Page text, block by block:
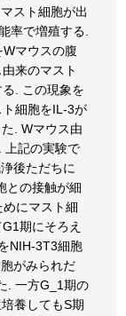
スト細胞が出
率で増殖する.
マウスの腹
来のマスト
. この現象を
細胞をIL-3が
. Wマウス由
上記の実験で
後ただちに
との接触が細
にマスト細
期にそろえ
NIH-3T3細胞
がみられだ
. 一方G_1期の
養してもS期